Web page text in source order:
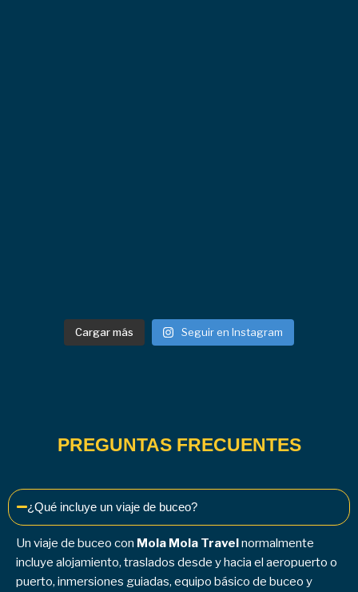
Cargar más Seguir en Instagram
PREGUNTAS FRECUENTES
¿Qué incluye un viaje de buceo?
Un viaje de buceo con Mola Mola Travelnormalmente
incluye alojamiento, traslados desde y hacia el aeropuerto o
puerto, inmersiones guiadas, equipo básico de buceo y